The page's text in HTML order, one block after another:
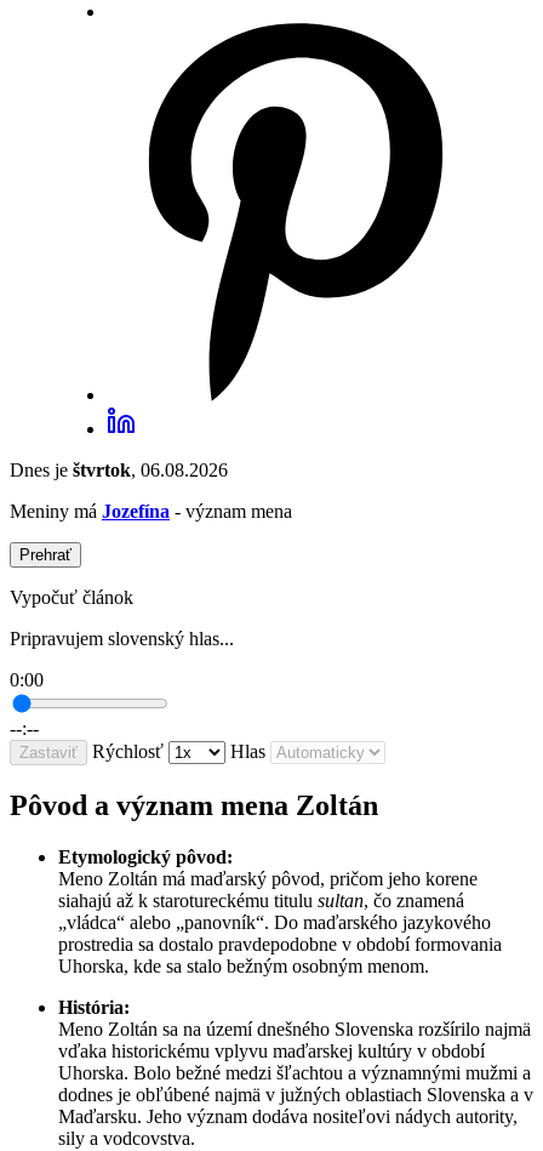
Dnes je štvrtok, 06.08.2026
Meniny má Jozefína - význam mena
Prehrať
Vypočuť článok
Pripravujem slovenský hlas...
0:00
--:--
Zastaviť Rýchlosť Hlas
Pôvod a význam mena Zoltán
Etymologický pôvod:
Meno Zoltán má maďarský pôvod, pričom jeho korene
siahajú až k starotureckému titulu sultan, čo znamená
„vládca“ alebo „panovník“. Do maďarského jazykového
prostredia sa dostalo pravdepodobne v období formovania
Uhorska, kde sa stalo bežným osobným menom.
História:
Meno Zoltán sa na území dnešného Slovenska rozšírilo najmä
vďaka historickému vplyvu maďarskej kultúry v období
Uhorska. Bolo bežné medzi šľachtou a významnými mužmi a
dodnes je obľúbené najmä v južných oblastiach Slovenska a v
Maďarsku. Jeho význam dodáva nositeľovi nádych autority,
sily a vodcovstva.